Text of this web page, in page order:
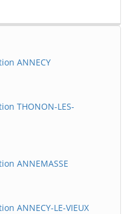
ANNECY
THONON-LES-
ANNEMASSE
ANNECY-LE-VIEUX